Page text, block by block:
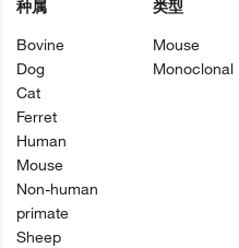
种属
Bovine
Dog
Cat
Ferret
Human
Mouse
Non-human
primate
Sheep
类型
Mouse
Monoclonal